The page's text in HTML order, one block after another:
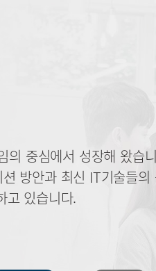
의 중심에서 성장해 왔습
방안과 최신 IT기술들의
고 있습니다.